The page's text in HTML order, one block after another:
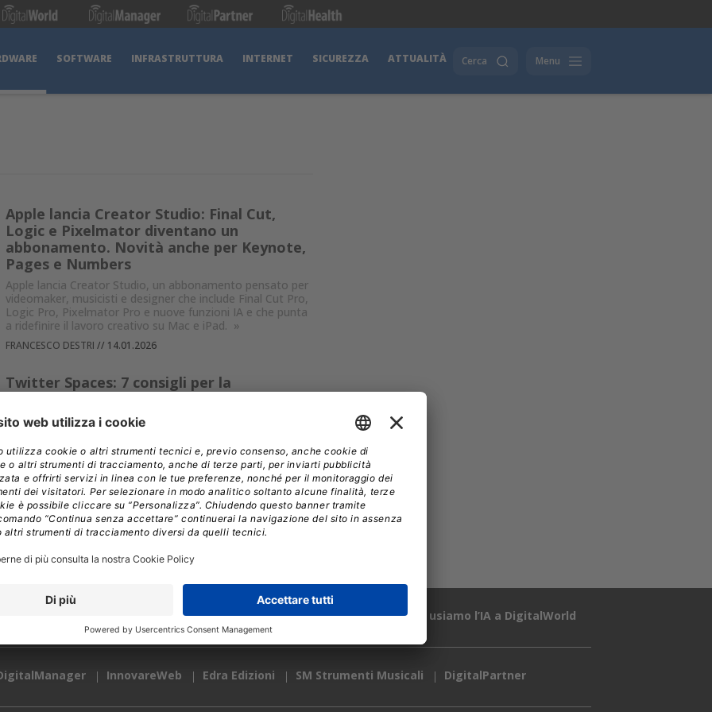
SOFTWARE INFRASTRUTTURA INTERNET SICUREZZA ATTUALITÀ Cerca Menu
Apple lancia Creator Studio: Final Cut,
Logic e Pixelmator diventano un
abbonamento. Novità anche per Keynote,
Pages e Numbers
Apple lancia Creator Studio, un abbonamento pensato per
videomaker, musicisti e designer che include Final Cut Pro,
Logic Pro, Pixelmator Pro e nuove funzioni IA e che punta
a ridefinire il lavoro creativo su Mac e iPad. »
FRANCESCO DESTRI // 14.01.2026
Twitter Spaces: 7 consigli per la
Twitter lancia il proprio streaming audio: Spaces. Includerlo
leadership delle aziende e il coinvolgimento del pubblico»
MARIA RUSSO//05.05.2021
Privacy Newsletter Cookie policy Come usiamo l’IA a DigitalWorld
InnovareWeb Edra Edizioni SM Strumenti Musicali DigitalPartner